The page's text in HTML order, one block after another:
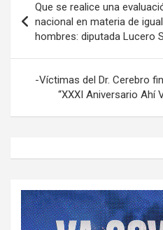
de
entradas
Que se realice una
nacional en materia de
hombres: diputada Lucero
-Víctimas del Dr. Cerebro
“XXXI Aniversario Ahí